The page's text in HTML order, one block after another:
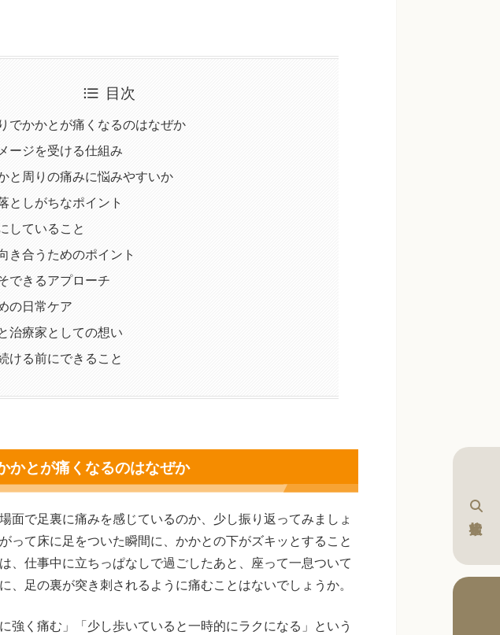
目次
でかかとが痛くなるのはなぜか
ージを受ける仕組み
と周りの痛みに悩みやすいか
としがちなポイント
していること
き合うためのポイント
できるアプローチ
の日常ケア
治療家としての想い
ける前にできること
かとが痛くなるのはなぜか
面で足裏に痛みを感じているのか、少し振り返ってみましょ
って床に足をついた瞬間に、かかとの下がズキッとすること
、仕事中に立ちっぱなしで過ごしたあと、座って一息ついて
、足の裏が突き刺されるように痛むことはないでしょうか。
強く痛む」「少し歩いていると一時的にラクになる」という